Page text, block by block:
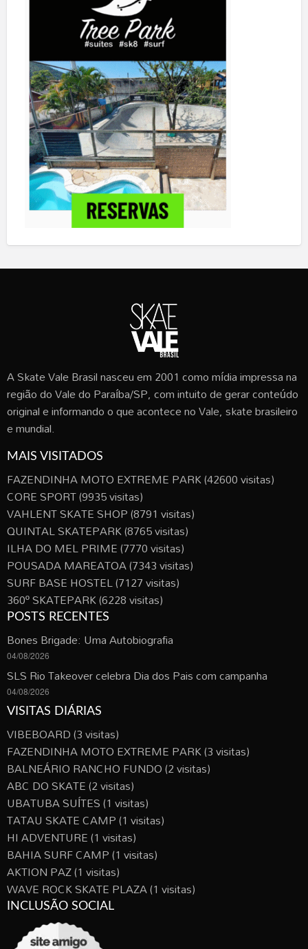
A Skate Vale Brasil nasceu em 2001 como mídia impressa na
região do Vale do Paraíba/SP, com intuito de gerar conteúdo
original e informando o que acontece no Vale, skate brasileiro
e mundial.
MAIS VISITADOS
FAZENDINHA MOTO EXTREME PARK(42600 visitas)
CORE SPORT(9935 visitas)
VAHLENT SKATE SHOP(8791 visitas)
QUINTAL SKATEPARK(8765 visitas)
ILHA DO MEL PRIME(7770 visitas)
POUSADA MAREATOA(7343 visitas)
SURF BASE HOSTEL(7127 visitas)
360º SKATEPARK(6228 visitas)
POSTS RECENTES
Bones Brigade: Uma Autobiografia
04/08/2026
SLS Rio Takeover celebra Dia dos Pais com campanha
04/08/2026
VISITAS DIÁRIAS
VIBEBOARD(3 visitas)
FAZENDINHA MOTO EXTREME PARK(3 visitas)
BALNEÁRIO RANCHO FUNDO(2 visitas)
ABC DO SKATE(2 visitas)
UBATUBA SUÍTES(1 visitas)
TATAU SKATE CAMP(1 visitas)
HI ADVENTURE(1 visitas)
BAHIA SURF CAMP(1 visitas)
AKTION PAZ(1 visitas)
WAVE ROCK SKATE PLAZA(1 visitas)
INCLUSÃO SOCIAL